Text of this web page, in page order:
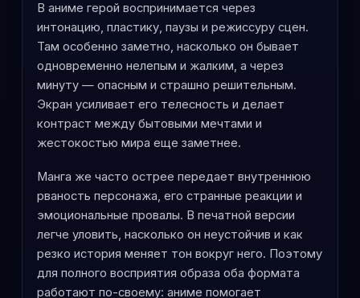
В аниме герой воспринимается через
интонацию, пластику, паузы и режиссуру сцен.
Там особенно заметно, насколько он бывает
одновременно нелепым и жалким, а через
минуту — опасным и страшно решительным.
Экран усиливает его телесность и делает
контраст между бытовыми мечтами и
жестокостью мира еще заметнее.
Манга же часто острее передает внутреннюю
рваность персонажа, его странные реакции и
эмоциональные провалы. В печатной версии
легче уловить, насколько он неустойчив и как
резко история меняет тон вокруг него. Поэтому
для полного восприятия образа оба формата
работают по-своему: аниме помогает